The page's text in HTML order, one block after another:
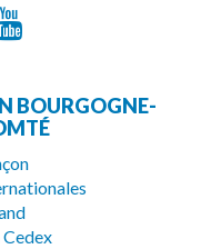
la
Youtube
BOURGOGNE-